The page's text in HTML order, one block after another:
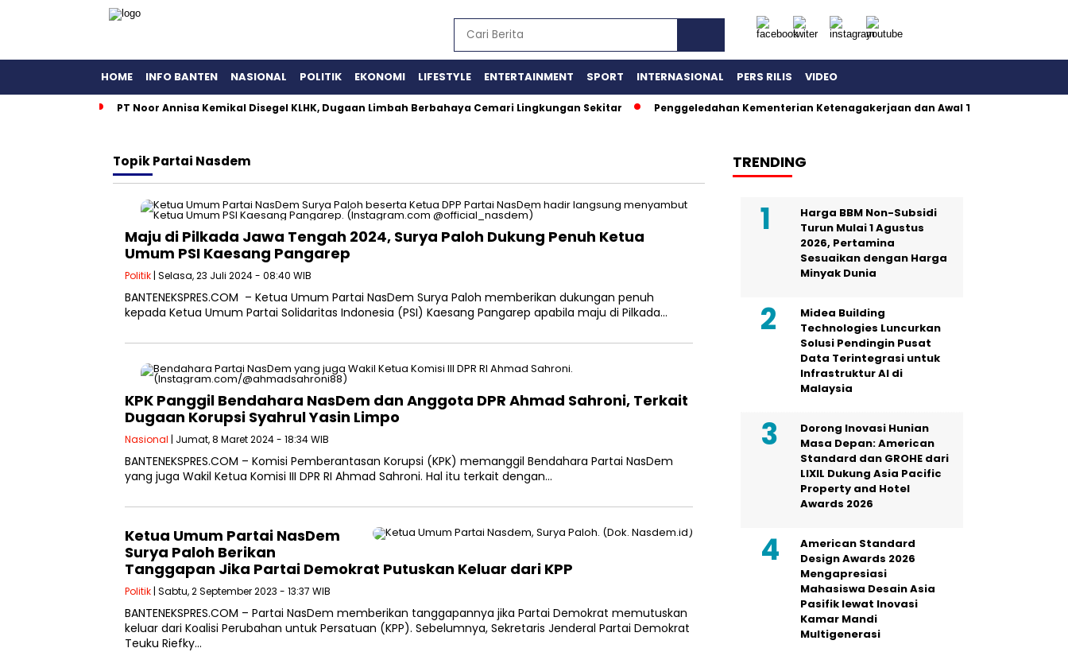
HOME INFO BANTEN NASIONAL POLITIK EKONOMI LIFESTYLE ENTERTAINMENT SPORT INTERNASIONAL PERS RILIS VIDEO
PT Noor Annisa Kemikal Disegel KLHK, Dugaan Limbah Berbahaya Cemari Lingkungan Sekitar Penggeledahan Kementerian Ketenagakerjaan dan Awal Terbongkarnya
TopikPartai Nasdem
Maju di Pilkada Jawa Tengah 2024, Surya Paloh Dukung Penuh Ketua
Umum PSI Kaesang Pangarep
Politik | Selasa, 23 Juli 2024 - 08:40 WIB
BANTENEKSPRES.COM – Ketua Umum Partai NasDem Surya Paloh memberikan dukungan penuh
kepada Ketua Umum Partai Solidaritas Indonesia (PSI) Kaesang Pangarep apabila maju di Pilkada…
KPK Panggil Bendahara NasDem dan Anggota DPR Ahmad Sahroni, Terkait
Dugaan Korupsi Syahrul Yasin Limpo
Nasional | Jumat, 8 Maret 2024 - 18:34 WIB
BANTENEKSPRES.COM – Komisi Pemberantasan Korupsi (KPK) memanggil Bendahara Partai NasDem
yang juga Wakil Ketua Komisi III DPR RI Ahmad Sahroni. Hal itu terkait dengan…
Ketua Umum Partai NasDem
Surya Paloh Berikan
Tanggapan Jika Partai Demokrat Putuskan Keluar dari KPP
Politik | Sabtu, 2 September 2023 - 13:37 WIB
BANTENEKSPRES.COM – Partai NasDem memberikan tanggapannya jika Partai Demokrat memutuskan
keluar dari Koalisi Perubahan untuk Persatuan (KPP). Sebelumnya, Sekretaris Jenderal Partai Demokrat
Teuku Riefky…
TRENDING
Harga BBM Non-Subsidi
Turun Mulai 1 Agustus
2026, Pertamina
Sesuaikan dengan Harga
Minyak Dunia
Midea Building
Technologies Luncurkan
Solusi Pendingin Pusat
Data Terintegrasi untuk
Infrastruktur AI di
Malaysia
Dorong Inovasi Hunian
Masa Depan: American
Standard dan GROHE dari
LIXIL Dukung Asia Pacific
Property and Hotel
Awards 2026
American Standard
Design Awards 2026
Mengapresiasi
Mahasiswa Desain Asia
Pasifik lewat Inovasi
Kamar Mandi
Multigenerasi